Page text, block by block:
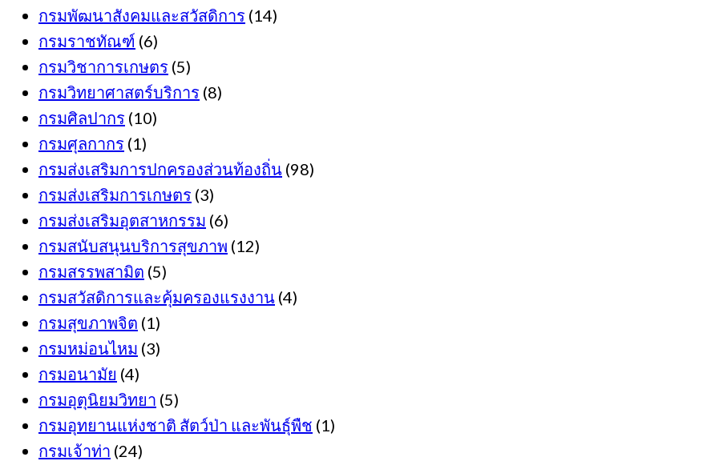
กรมพัฒนาสังคมและสวัสดิการ (14)
กรมราชทัณฑ์ (6)
กรมวิชาการเกษตร (5)
กรมวิทยาศาสตร์บริการ (8)
กรมศิลปากร (10)
กรมศุลกากร (1)
กรมส่งเสริมการปกครองส่วนท้องถิ่น (98)
กรมส่งเสริมการเกษตร (3)
กรมส่งเสริมอุตสาหกรรม (6)
กรมสนับสนุนบริการสุขภาพ (12)
กรมสรรพสามิต (5)
กรมสวัสดิการและคุ้มครองแรงงาน (4)
กรมสุขภาพจิต (1)
กรมหม่อนไหม (3)
กรมอนามัย (4)
กรมอุตุนิยมวิทยา (5)
กรมอุทยานแห่งชาติ สัตว์ป่า และพันธุ์พืช (1)
กรมเจ้าท่า (24)